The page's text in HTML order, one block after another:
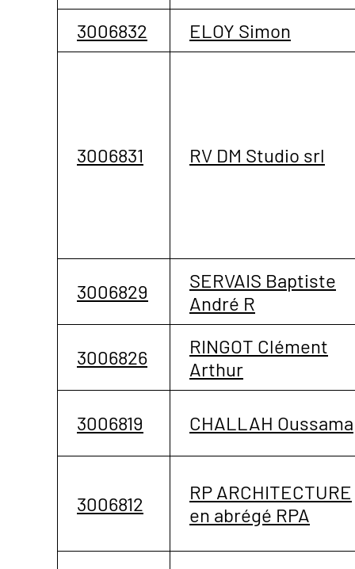
3006832
ELOY Simon
3006831 RV DM Studio srl
3006829
SERVAIS Baptiste
André R
3006826
RINGOT Clément
Arthur
3006819 CHALLAH Oussama
3006812
RP ARCHITECTURE
en abrégé RPA